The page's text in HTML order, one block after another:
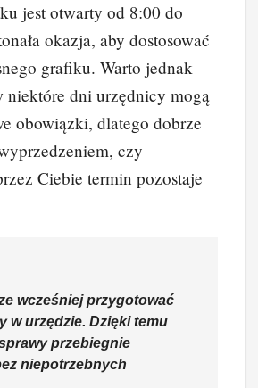
jest otwarty od 8:00 do
okazja, aby dostosować
grafiku. Warto jednak
niektóre dni urzędnicy mogą
obowiązki, dlatego dobrze
czy
Ciebie termin pozostaje
wcześniej przygotować
w urzędzie. Dzięki temu
przebiegnie
niepotrzebnych